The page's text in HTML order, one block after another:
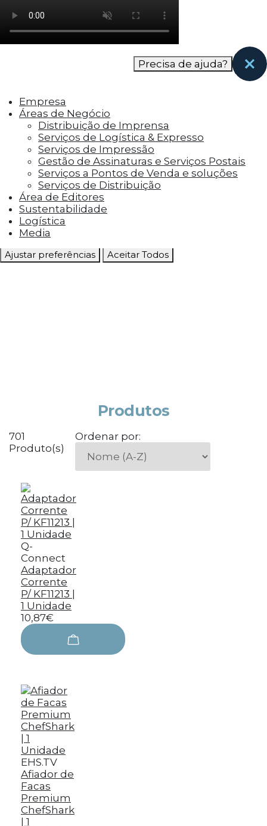
como os visitantes interagem com o site. Esses
cookies ajudam a fornecer informações sobre
as métricas do número de visitantes, taxa de
rejeição, origem do tráfego, etc.
funcionalidades, como compartilhar o
conteúdo do site em plataformas de social
media, coletar feedbacks e outros recursos de
terceiros.
Cookies Marketing
Os cookies de marketing são usados para
entregar aos visitantes anúncios
personalizados com base nas páginas que eles
visitaram antes e analisar a eficácia da
campanha publicitária.
Ajustar preferências Aceitar Todos
Precisa de ajuda?
Empresa
Áreas de Negócio
Distribuição de Imprensa
Serviços de Logística & Expresso
Serviços de Impressão
Gestão de Assinaturas e Serviços Postais
Serviços a Pontos de Venda e soluções
Serviços de Distribuição
Área de Editores
Sustentabilidade
Logística
Media
Produtos
701
Produto(s)
Ordenar por:
Q-
Connect
Adaptador
Corrente
P/ KF11213 |
1 Unidade
10,87€
EHS.TV
Afiador de
Facas
Premium
ChefShark
| 1